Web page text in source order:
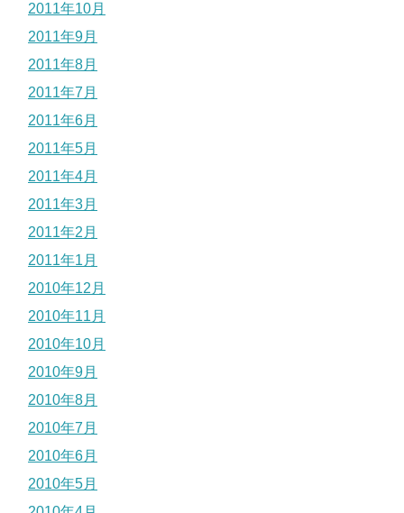
2011年10月
2011年9月
2011年8月
2011年7月
2011年6月
2011年5月
2011年4月
2011年3月
2011年2月
2011年1月
2010年12月
2010年11月
2010年10月
2010年9月
2010年8月
2010年7月
2010年6月
2010年5月